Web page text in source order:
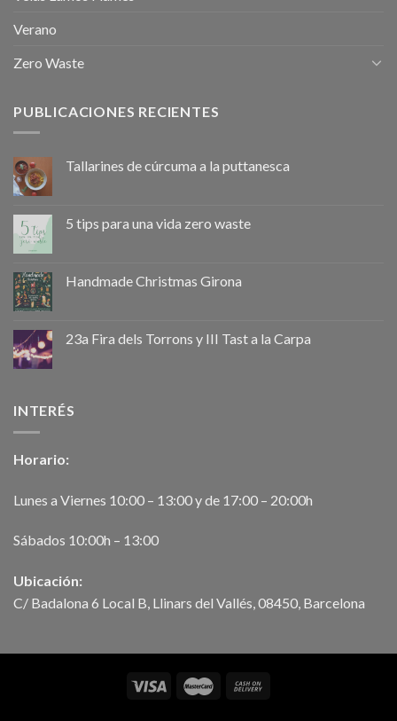
Verano
Zero Waste
PUBLICACIONES RECIENTES
Tallarines de cúrcuma a la puttanesca
5 tips para una vida zero waste
Handmade Christmas Girona
23a Fira dels Torrons y III Tast a la Carpa
INTERÉS
Horario:
Lunes a Viernes 10:00 – 13:00 y de 17:00 – 20:00h
Sábados 10:00h – 13:00
Ubicación:
C/ Badalona 6 Local B, Llinars del Vallés, 08450, Barcelona